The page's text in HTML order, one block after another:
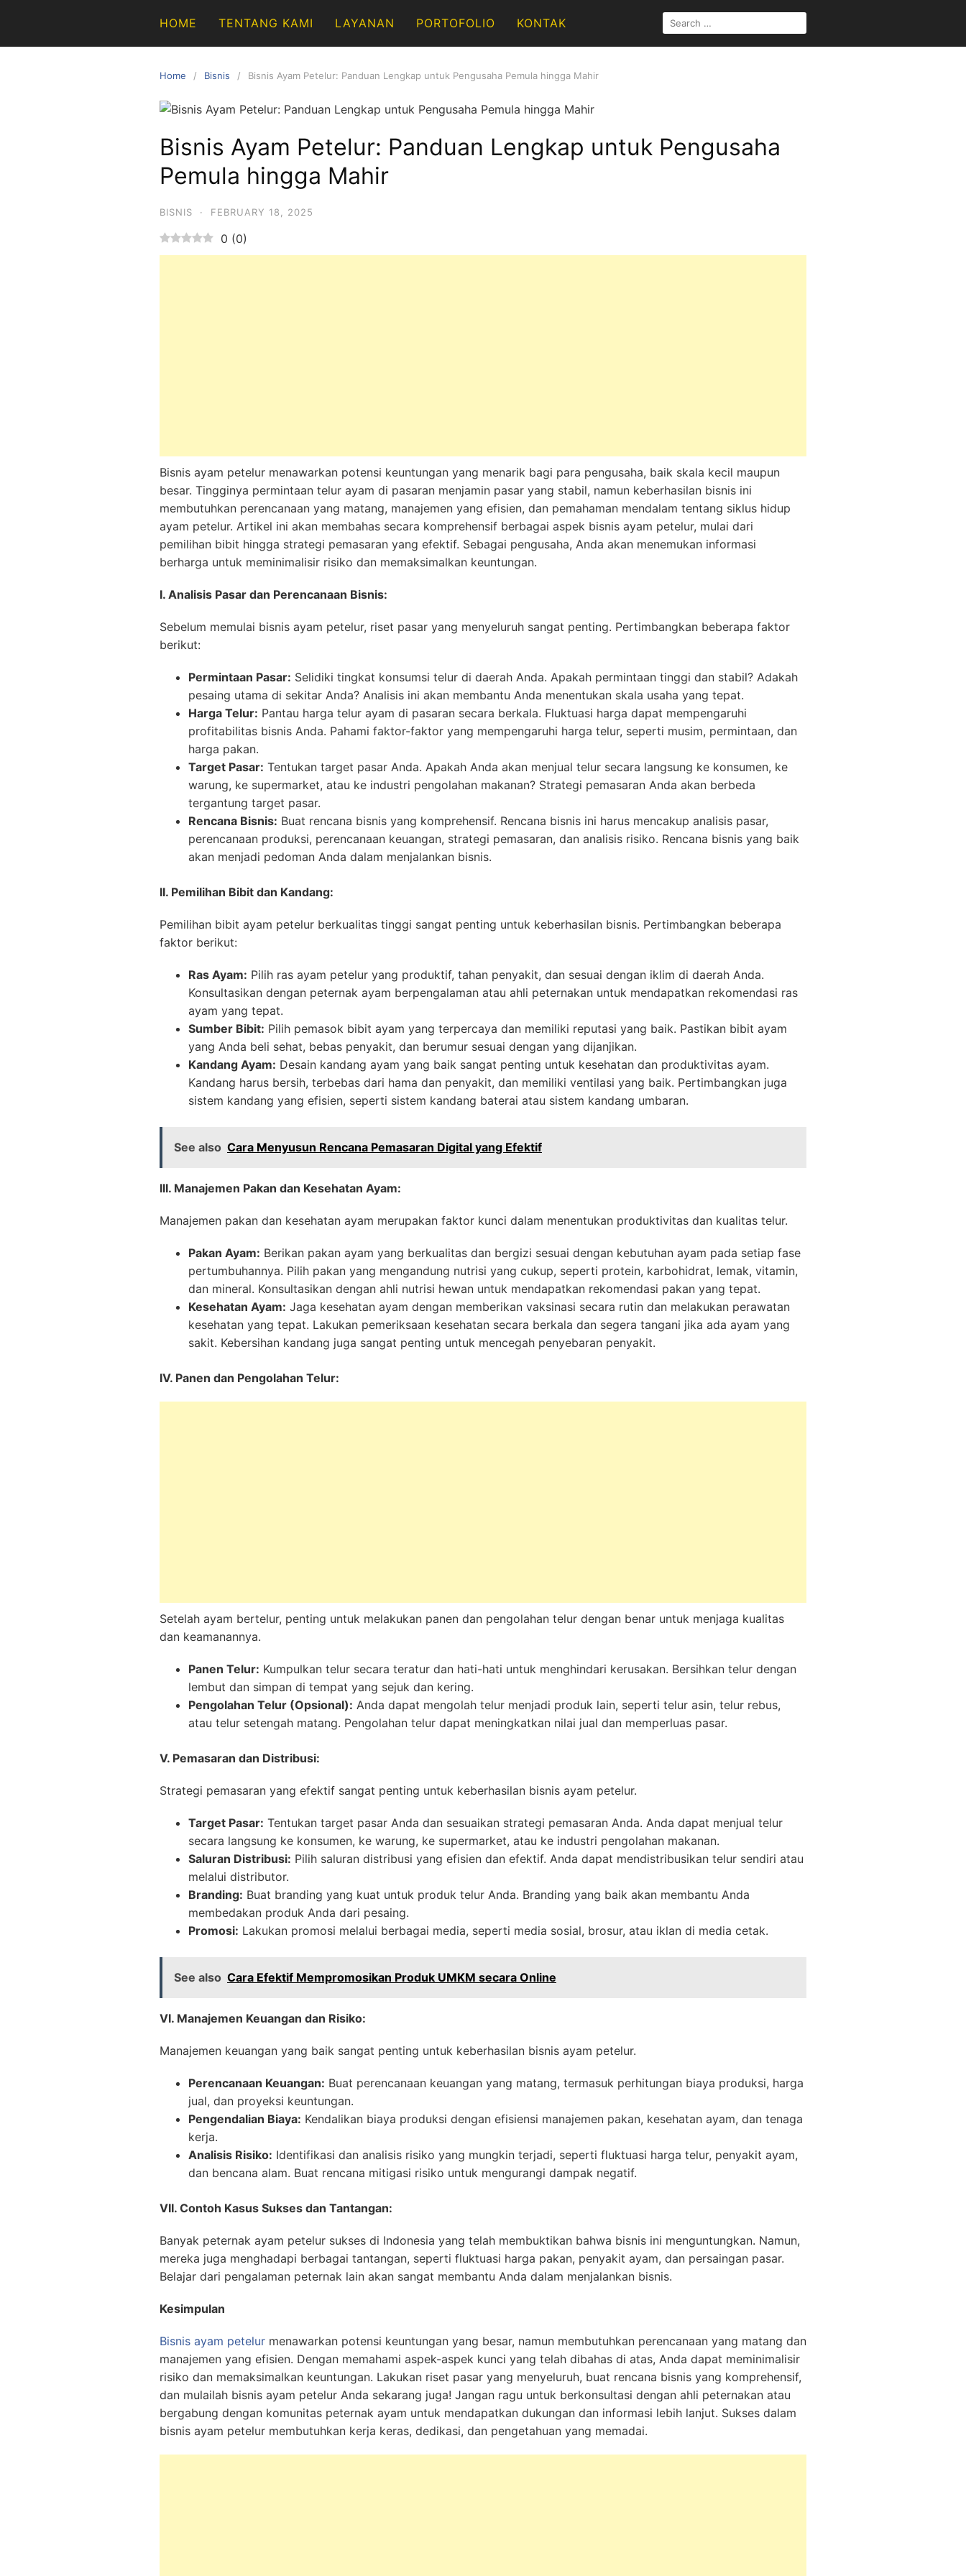
content
HOME TENTANG KAMI LAYANAN PORTOFOLIO KONTAK
SEARCH
FOR:
Home Bisnis Bisnis Ayam Petelur: Panduan Lengkap untuk Pengusaha Pemula hingga Mahir
Bisnis Ayam Petelur: Panduan Lengkap untuk Pengusaha
Pemula hingga Mahir
BISNIS · FEBRUARY 18, 2025
0 (0)
Bisnis ayam petelur menawarkan potensi keuntungan yang menarik bagi para pengusaha, baik skala kecil maupun
besar. Tingginya permintaan telur ayam di pasaran menjamin pasar yang stabil, namun keberhasilan bisnis ini
membutuhkan perencanaan yang matang, manajemen yang efisien, dan pemahaman mendalam tentang siklus hidup
ayam petelur. Artikel ini akan membahas secara komprehensif berbagai aspek bisnis ayam petelur, mulai dari
pemilihan bibit hingga strategi pemasaran yang efektif. Sebagai pengusaha, Anda akan menemukan informasi
berharga untuk meminimalisir risiko dan memaksimalkan keuntungan.
I. Analisis Pasar dan Perencanaan Bisnis:
Sebelum memulai bisnis ayam petelur, riset pasar yang menyeluruh sangat penting. Pertimbangkan beberapa faktor
berikut:
Permintaan Pasar: Selidiki tingkat konsumsi telur di daerah Anda. Apakah permintaan tinggi dan stabil? Adakah
pesaing utama di sekitar Anda? Analisis ini akan membantu Anda menentukan skala usaha yang tepat.
Harga Telur: Pantau harga telur ayam di pasaran secara berkala. Fluktuasi harga dapat mempengaruhi
profitabilitas bisnis Anda. Pahami faktor-faktor yang mempengaruhi harga telur, seperti musim, permintaan, dan
harga pakan.
Target Pasar: Tentukan target pasar Anda. Apakah Anda akan menjual telur secara langsung ke konsumen, ke
warung, ke supermarket, atau ke industri pengolahan makanan? Strategi pemasaran Anda akan berbeda
tergantung target pasar.
Rencana Bisnis: Buat rencana bisnis yang komprehensif. Rencana bisnis ini harus mencakup analisis pasar,
perencanaan produksi, perencanaan keuangan, strategi pemasaran, dan analisis risiko. Rencana bisnis yang baik
akan menjadi pedoman Anda dalam menjalankan bisnis.
II. Pemilihan Bibit dan Kandang:
Pemilihan bibit ayam petelur berkualitas tinggi sangat penting untuk keberhasilan bisnis. Pertimbangkan beberapa
faktor berikut:
Ras Ayam: Pilih ras ayam petelur yang produktif, tahan penyakit, dan sesuai dengan iklim di daerah Anda.
Konsultasikan dengan peternak ayam berpengalaman atau ahli peternakan untuk mendapatkan rekomendasi ras
ayam yang tepat.
Sumber Bibit: Pilih pemasok bibit ayam yang terpercaya dan memiliki reputasi yang baik. Pastikan bibit ayam
yang Anda beli sehat, bebas penyakit, dan berumur sesuai dengan yang dijanjikan.
Kandang Ayam: Desain kandang ayam yang baik sangat penting untuk kesehatan dan produktivitas ayam.
Kandang harus bersih, terbebas dari hama dan penyakit, dan memiliki ventilasi yang baik. Pertimbangkan juga
sistem kandang yang efisien, seperti sistem kandang baterai atau sistem kandang umbaran.
See also Cara Menyusun Rencana Pemasaran Digital yang Efektif
III. Manajemen Pakan dan Kesehatan Ayam:
Manajemen pakan dan kesehatan ayam merupakan faktor kunci dalam menentukan produktivitas dan kualitas telur.
Pakan Ayam: Berikan pakan ayam yang berkualitas dan bergizi sesuai dengan kebutuhan ayam pada setiap fase
pertumbuhannya. Pilih pakan yang mengandung nutrisi yang cukup, seperti protein, karbohidrat, lemak, vitamin,
dan mineral. Konsultasikan dengan ahli nutrisi hewan untuk mendapatkan rekomendasi pakan yang tepat.
Kesehatan Ayam: Jaga kesehatan ayam dengan memberikan vaksinasi secara rutin dan melakukan perawatan
kesehatan yang tepat. Lakukan pemeriksaan kesehatan secara berkala dan segera tangani jika ada ayam yang
sakit. Kebersihan kandang juga sangat penting untuk mencegah penyebaran penyakit.
IV. Panen dan Pengolahan Telur:
Setelah ayam bertelur, penting untuk melakukan panen dan pengolahan telur dengan benar untuk menjaga kualitas
dan keamanannya.
Panen Telur: Kumpulkan telur secara teratur dan hati-hati untuk menghindari kerusakan. Bersihkan telur dengan
lembut dan simpan di tempat yang sejuk dan kering.
Pengolahan Telur (Opsional): Anda dapat mengolah telur menjadi produk lain, seperti telur asin, telur rebus,
atau telur setengah matang. Pengolahan telur dapat meningkatkan nilai jual dan memperluas pasar.
V. Pemasaran dan Distribusi:
Strategi pemasaran yang efektif sangat penting untuk keberhasilan bisnis ayam petelur.
Target Pasar: Tentukan target pasar Anda dan sesuaikan strategi pemasaran Anda. Anda dapat menjual telur
secara langsung ke konsumen, ke warung, ke supermarket, atau ke industri pengolahan makanan.
Saluran Distribusi: Pilih saluran distribusi yang efisien dan efektif. Anda dapat mendistribusikan telur sendiri atau
melalui distributor.
Branding: Buat branding yang kuat untuk produk telur Anda. Branding yang baik akan membantu Anda
membedakan produk Anda dari pesaing.
Promosi: Lakukan promosi melalui berbagai media, seperti media sosial, brosur, atau iklan di media cetak.
See also Cara Efektif Mempromosikan Produk UMKM secara Online
VI. Manajemen Keuangan dan Risiko:
Manajemen keuangan yang baik sangat penting untuk keberhasilan bisnis ayam petelur.
Perencanaan Keuangan: Buat perencanaan keuangan yang matang, termasuk perhitungan biaya produksi, harga
jual, dan proyeksi keuntungan.
Pengendalian Biaya: Kendalikan biaya produksi dengan efisiensi manajemen pakan, kesehatan ayam, dan tenaga
kerja.
Analisis Risiko: Identifikasi dan analisis risiko yang mungkin terjadi, seperti fluktuasi harga telur, penyakit ayam,
dan bencana alam. Buat rencana mitigasi risiko untuk mengurangi dampak negatif.
VII. Contoh Kasus Sukses dan Tantangan:
Banyak peternak ayam petelur sukses di Indonesia yang telah membuktikan bahwa bisnis ini menguntungkan. Namun,
mereka juga menghadapi berbagai tantangan, seperti fluktuasi harga pakan, penyakit ayam, dan persaingan pasar.
Belajar dari pengalaman peternak lain akan sangat membantu Anda dalam menjalankan bisnis.
Kesimpulan
Bisnis ayam petelur menawarkan potensi keuntungan yang besar, namun membutuhkan perencanaan yang matang dan
manajemen yang efisien. Dengan memahami aspek-aspek kunci yang telah dibahas di atas, Anda dapat meminimalisir
risiko dan memaksimalkan keuntungan. Lakukan riset pasar yang menyeluruh, buat rencana bisnis yang komprehensif,
dan mulailah bisnis ayam petelur Anda sekarang juga! Jangan ragu untuk berkonsultasi dengan ahli peternakan atau
bergabung dengan komunitas peternak ayam untuk mendapatkan dukungan dan informasi lebih lanjut. Sukses dalam
bisnis ayam petelur membutuhkan kerja keras, dedikasi, dan pengetahuan yang memadai.